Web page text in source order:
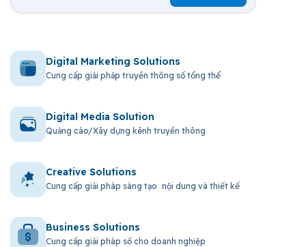
Digital Marketing Solutions
Cung cấp giải phảp truyền thông số tổng thể
Digital Media Solution
Quảng cáo/Xây dựng kênh truyền thông
Creative Solutions
Cung cấp giải pháp sáng tạo nội dung và thiết kế
Business Solutions
Cung cấp giải pháp số cho doanh nghiệp